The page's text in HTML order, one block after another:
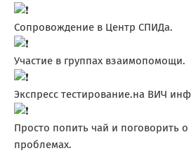
Сопровождение в Центр СПИДа.
Участие в группах взаимопомощи.
Экспресс тестирование.на ВИЧ
Просто попить чай и поговорить
проблемах.